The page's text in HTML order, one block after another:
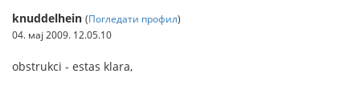
knuddelhein (Погледати профил)
04. мај 2009. 12.05.10
obstrukci - estas klara,